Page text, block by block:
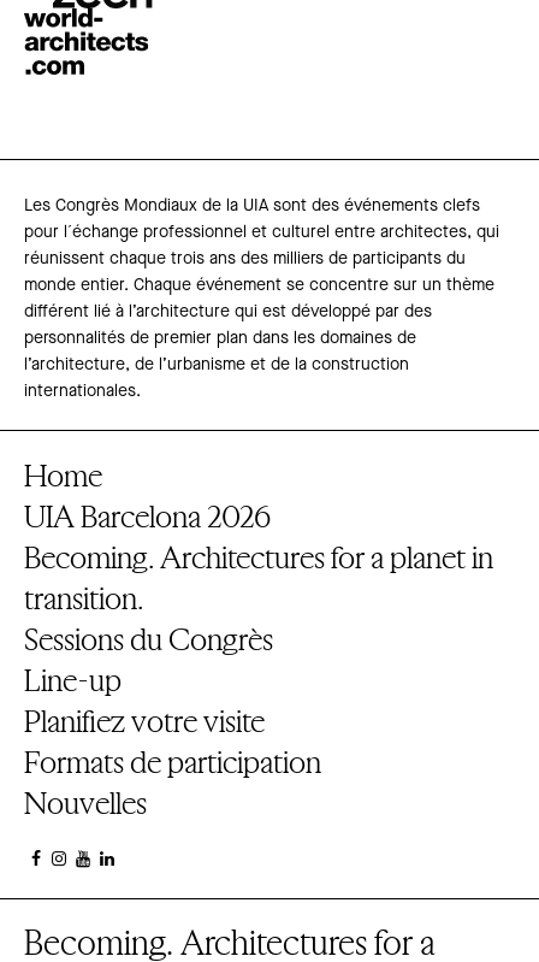
Les Congrès Mondiaux de la UIA sont des événements clefs
pour l´échange professionnel et culturel entre architectes, qui
réunissent chaque trois ans des milliers de participants du
monde entier. Chaque événement se concentre sur un thème
différent lié à l’architecture qui est développé par des
personnalités de premier plan dans les domaines de
l’architecture, de l’urbanisme et de la construction
internationales.
Home
UIA Barcelona 2026
Becoming. Architectures for a planet in
transition.
Sessions du Congrès
Line-up
Planifiez votre visite
Formats de participation
Nouvelles
Becoming. Architectures for a